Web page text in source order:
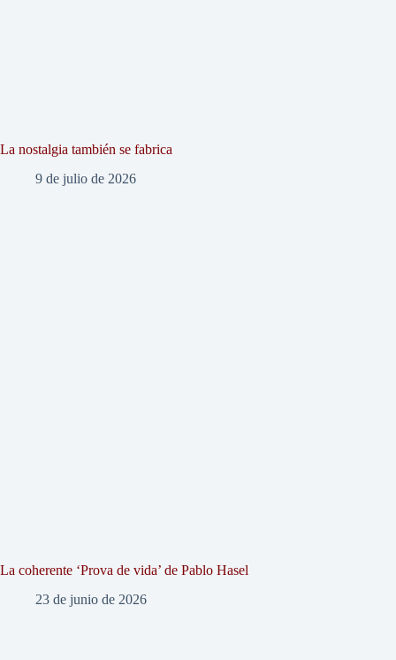
La nostalgia también se fabrica
9 de julio de 2026
La coherente ‘Prova de vida’ de Pablo Hasel
23 de junio de 2026